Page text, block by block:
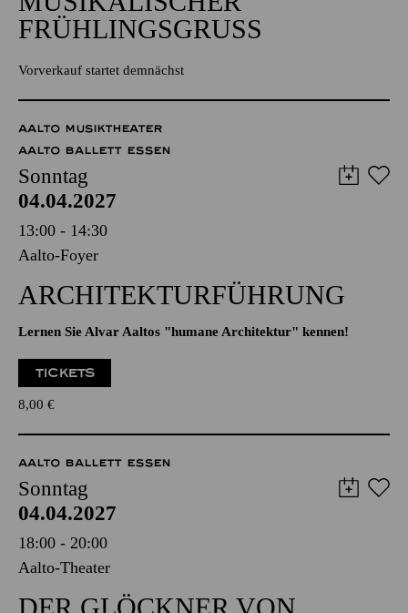
PRIMAVERA - EIN
FRÜHLINGSGRUSS
Vorverkauf startet demnächst
AALTO MUSIKTHEATER
AALTO BALLETT ESSEN
Sonntag
04.04.2027
13:00 - 14:30
Lernen Sie Alvar Aaltos "humane Architektur" kennen!
8,00 €
AALTO BALLETT ESSEN
Sonntag
04.04.2027
18:00 - 20:00